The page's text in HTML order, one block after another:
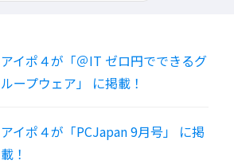
アイポ４が「＠IT ゼロ円でできるグ
ループウェア」 に掲載！
アイポ４が「PCJapan 9月号」 に掲
載！